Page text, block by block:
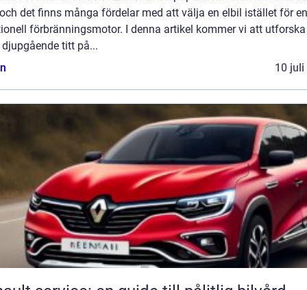
det finns många fördelar med att välja en elbil istället för en
förbränningsmotor. I denna artikel kommer vi att
titt på...
10 juli